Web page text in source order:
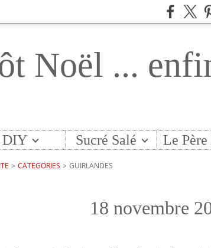
Noël ...
DIY Sucré Salé Le
> CATEGORIES > GUIRLANDES
18 novembre